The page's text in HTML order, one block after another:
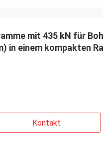
mit 435 kN für
in einem kompakten
Kontakt